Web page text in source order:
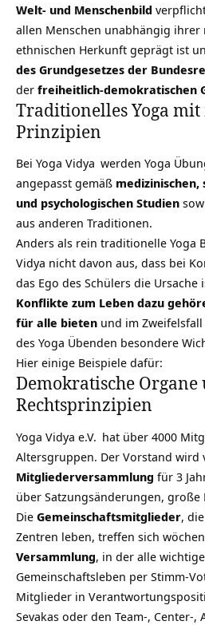
Welt- und Menschenbild
allen Menschen unabhängig
ethnischen Herkunft geprägt ist
des Grundgesetzes der
der freiheitlich-demokratischen
Traditionelles Yoga
Prinzipien
Bei Yoga Vidya werden Yoga
angepasst gemäß
und psychologischen Studien
aus anderen Traditionen.
Anders als rein traditionelle Yoga
Vidya nicht davon aus, dass bei
das Ego des Schülers die Ursache
Konflikte zum Leben dazu
für alle bieten und im
des Yoga Übenden besondere
Hier einige Beispiele dafür:
Demokratische Organe
Rechtsprinzipien
Yoga Vidya e.V. hat über 4000
Altersgruppen. Der Vorstand wird
Mitgliederversammlung für 3
über Satzungsänderungen, große
Die Gemeinschaftsmitglieder,
Zentren leben, treffen sich
Versammlung, in der alle
Gemeinschaftsleben per Stimm-
Mitglieder in
Sevakas oder den Team-, Center-,